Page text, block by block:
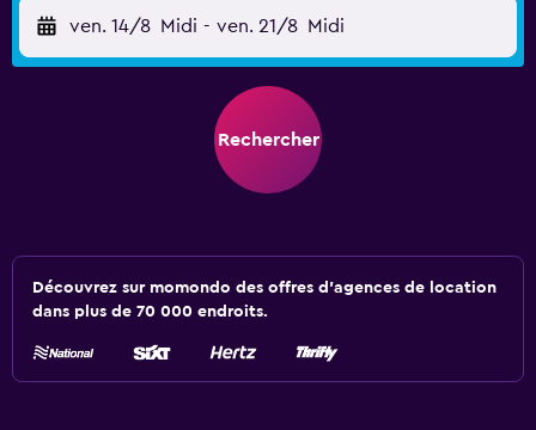
ven. 14/8 Midi - ven. 21/8 Midi
Rechercher
Découvrez sur momondo des offres d'agences de location
dans plus de 70 000 endroits.